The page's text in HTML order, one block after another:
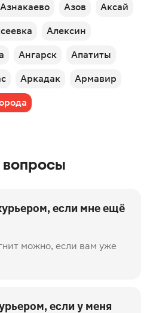
Азнакаево Азов Аксай
Алексин
Ангарск Апатиты
Аркадак Армавир
вопросы
если мне ещё
можно, если вам уже
если у меня